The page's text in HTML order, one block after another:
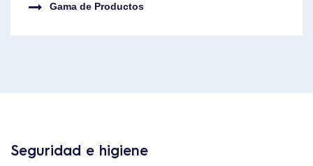
Gama de Productos
Seguridad e higiene